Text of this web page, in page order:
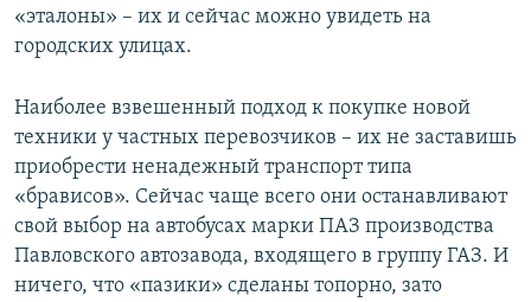
«эталоны» – их и сейчас можно увидеть на
городских улицах.
Наиболее взвешенный подход к покупке новой
техники у частных перевозчиков – их не заставишь
приобрести ненадежный транспорт типа
«брависов». Сейчас чаще всего они останавливают
свой выбор на автобусах марки ПАЗ производства
Павловского автозавода, входящего в группу ГАЗ. И
ничего, что «пазики» сделаны топорно, зато